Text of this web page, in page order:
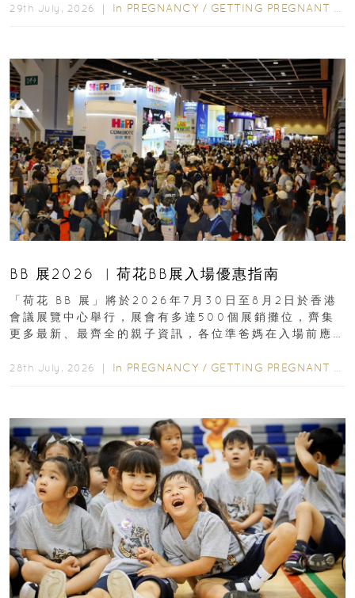
29th July, 2026 ｜ In PREGNANCY / GETTING PREGNANT
BB 展2026 ︳荷花BB展入場優惠指南
「荷花 BB 展」將於2026年7月30日至8月2日於香港
會議展覽中心舉行，展會有多達500個展銷攤位，齊集
更多最新、最齊全的親子資訊，各位準爸媽在入場前應
28th July, 2026 ｜ In PREGNANCY / GETTING PREGNANT